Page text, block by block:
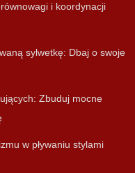
i koordynacji
sylwetkę: Dbaj o swoje
Zbuduj mocne
w pływaniu stylami